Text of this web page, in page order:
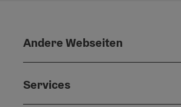
Andere Webseiten
Services